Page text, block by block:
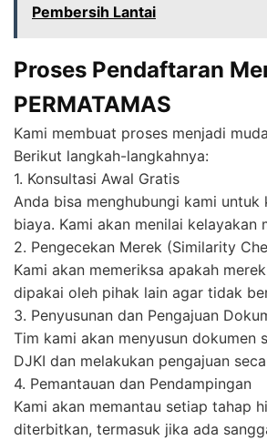
Pembersih Lantai
Proses Pendaftaran
PERMATAMAS
Kami membuat proses menjadi
Berikut langkah-langkahnya:
1. Konsultasi Awal Gratis
Anda bisa menghubungi kami untuk
biaya. Kami akan menilai kelayakan
2. Pengecekan Merek (Similarity
Kami akan memeriksa apakah
dipakai oleh pihak lain agar tidak
3. Penyusunan dan Pengajuan
Tim kami akan menyusun dokumen
DJKI dan melakukan pengajuan
4. Pemantauan dan Pendampingan
Kami akan memantau setiap tahap
diterbitkan, termasuk jika ada